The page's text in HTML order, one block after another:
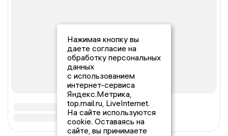
Нажимая кнопку вы
даете согласие на
обработку персональных
данных
с использованием
интернет-сервиса
Яндекс.Метрика,
top.mail.ru, LiveInternet.
На сайте используются
cookie. Оставаясь на
сайте, вы принимаете